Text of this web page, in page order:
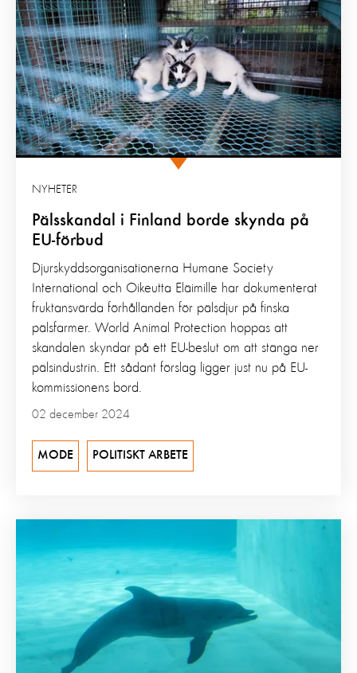
Pälsskandal i Finland borde skynda på
EU-förbud
NYHETER
Djurskyddsorganisationerna Humane Society
International och Oikeutta Eläimille har dokumenterat
fruktansvärda förhållanden för pälsdjur på finska
pälsfarmer. World Animal Protection hoppas att
skandalen skyndar på ett EU-beslut om att stänga ner
pälsindustrin. Ett sådant förslag ligger just nu på EU-
kommissionens bord.
02 december 2024
MODE POLITISKT ARBETE